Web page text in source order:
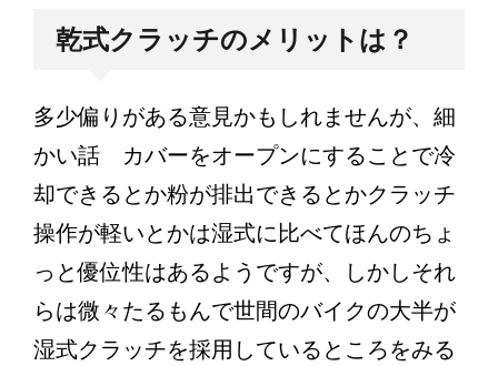
乾式クラッチのメリットは？
多少偏りがある意見かもしれませんが、細
かい話 カバーをオープンにすることで冷
却できるとか粉が排出できるとかクラッチ
操作が軽いとかは湿式に比べてほんのちょ
っと優位性はあるようですが、しかしそれ
らは微々たるもんで世間のバイクの大半が
湿式クラッチを採用しているところをみる